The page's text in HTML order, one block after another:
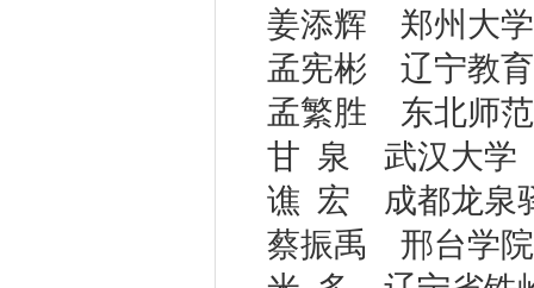
姜添辉 郑州大学
孟宪彬 辽宁教育
孟繁胜 东北师范
甘 泉 武汉大学
谯 宏 成都龙泉
蔡振禹 邢台学院